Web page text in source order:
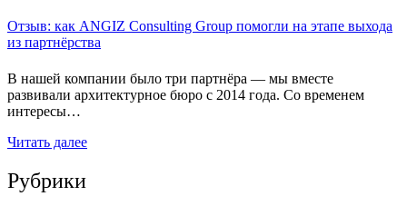
Отзыв: как ANGIZ Consulting Group помогли на этапе выхода
из партнёрства
В нашей компании было три партнёра — мы вместе
развивали архитектурное бюро с 2014 года. Со временем
интересы…
Читать далее
Рубрики